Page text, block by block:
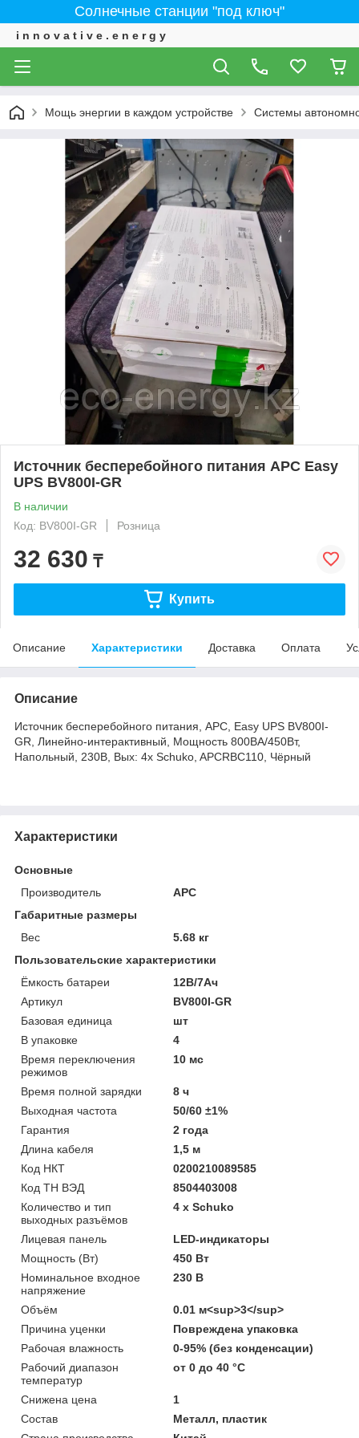
Солнечные станции "под ключ"
i n n o v a t i v e . e n e r g y
Мощь энергии в каждом устройстве Системы
Источник бесперебойного питания APC Easy
UPS BV800I-GR
В наличии
Код: BV800I-GR
Розница
32 630 ₸
Купить
Описание Характеристики Доставка Оплата
Описание
Источник бесперебойного питания, APC, Easy UPS BV800I-
GR, Линейно-интерактивный, Мощность 800ВА/450Вт,
Напольный, 230В, Вых: 4x Schuko, APCRBC110, Чёрный
Характеристики
Основные
Производитель
APC
Габаритные размеры
Вес
5.68 кг
Пользовательские характеристики
Ёмкость батареи
12В/7Ач
Артикул
BV800I-GR
Базовая единица
шт
В упаковке
4
Время переключения
режимов
10 мс
Время полной зарядки
8 ч
Выходная частота
50/60 ±1%
Гарантия
2 года
Длина кабеля
1,5 м
Код НКТ
0200210089585
Код ТН ВЭД
8504403008
Количество и тип
выходных разъёмов
4 х Schuko
Лицевая панель
LED-индикаторы
Мощность (Bт)
450 Вт
Номинальное входное
напряжение
230 В
Объём
0.01 м<sup>3</sup>
Причина уценки
Повреждена упаковка
Рабочая влажность
0-95% (без конденсации)
Рабочий диапазон
температур
от 0 до 40 °С
Снижена цена
1
Состав
Металл, пластик